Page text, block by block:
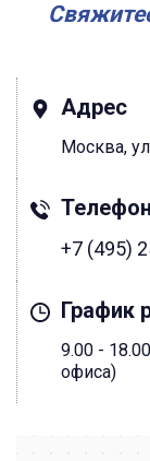
Адрес
Москва,
Телефон
+7 (495)
График
9.00 -
офиса)